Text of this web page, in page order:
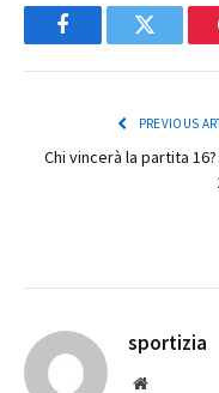
FacebookTwitter
PREVIOUS
Chi vincerà la partita 16?
sportizia
Website